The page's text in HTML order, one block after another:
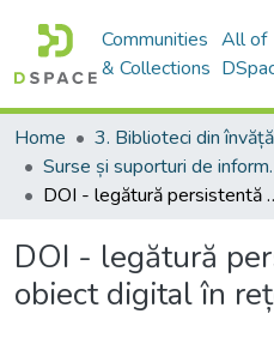
Communities
& Collections
All of
Home 3. Biblioteci din
Surse și
DOI - legătură
DOI - legătură
obiect digital în